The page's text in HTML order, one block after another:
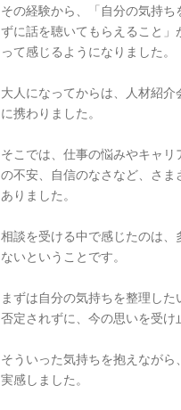
その経験から、「自分の気持
ずに話を聴いてもらえること
って感じるようになりました。
大人になってからは、人材紹
に携わりました。
そこでは、仕事の悩みやキャ
の不安、自信のなさなど、さま
ありました。
相談を受ける中で感じたのは
ないということです。
まずは自分の気持ちを整理した
否定されずに、今の思いを受け
そういった気持ちを抱えなが
実感しました。